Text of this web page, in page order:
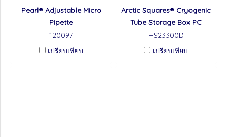
Pearl® Adjustable Micro
Pipette
120097
เปรียบเทียบ
Arctic Squares® Cryogenic
Tube Storage Box PC
HS23300D
เปรียบเทียบ